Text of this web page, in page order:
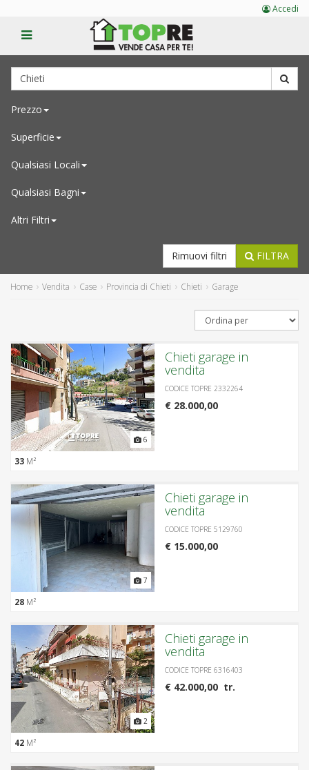
Prezzo
Superficie
Qualsiasi Locali
Qualsiasi Bagni
Altri Filtri
FILTRA
Rimuovi filtri
Home Vendita Case Provincia di Chieti Chieti Garage
6
Chieti garage in
vendita
CODICE TOPRE 2332264
€ 28.000,00
33 M²
7
Chieti garage in
vendita
CODICE TOPRE 5129760
€ 15.000,00
28 M²
2
Chieti garage in
vendita
CODICE TOPRE 6316403
€ 42.000,00 tr.
42 M²
Accedi